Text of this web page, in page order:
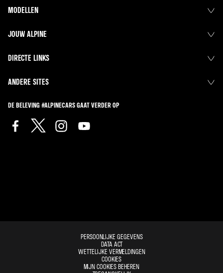
MODELLEN
JOUW ALPINE
DIRECTE LINKS
ANDERE SITES
DE BELEVING #ALPINECARS GAAT VERDER OP
PERSOONLIJKE GEGEVENS
DATA ACT
WETTELIJKE VERMELDINGEN
COOKIES
MIJN COOKIES BEHEREN